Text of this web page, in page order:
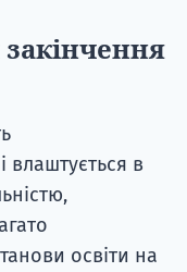
влаштується в
освіти на